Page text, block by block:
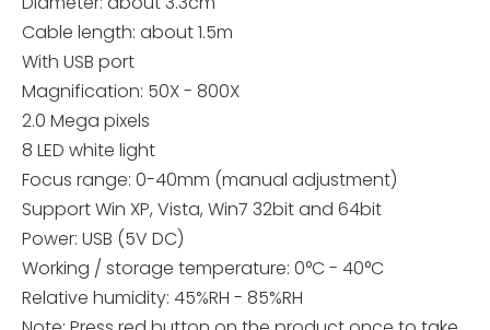
Cable length: about 1.5m
With USB port
Magnification: 50X - 800X
2.0 Mega pixels
8 LED white light
Focus range: 0-40mm (manual adjustment)
Support Win XP, Vista, Win7 32bit and 64bit
Power: USB (5V DC)
Working / storage temperature: 0°C - 40°C
Relative humidity: 45%RH - 85%RH